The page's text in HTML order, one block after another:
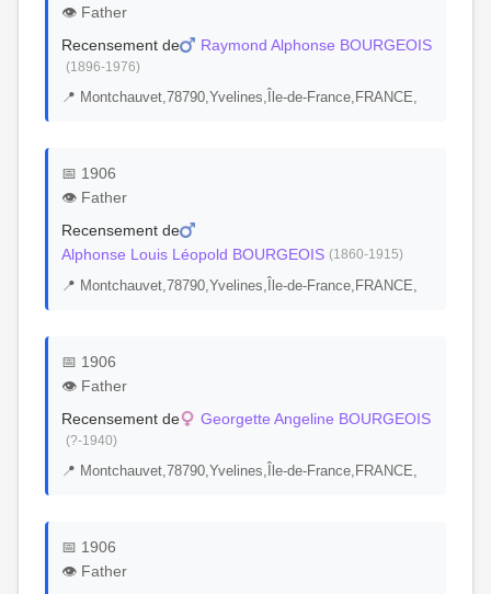
👁️ Father
Recensement de
Raymond Alphonse BOURGEOIS
(1896-1976)
📍 Montchauvet,78790,Yvelines,Île-de-France,FRANCE,
📅 1906
👁️ Father
Recensement de
Alphonse Louis Léopold BOURGEOIS (1860-1915)
📍 Montchauvet,78790,Yvelines,Île-de-France,FRANCE,
📅 1906
👁️ Father
Recensement de
Georgette Angeline BOURGEOIS
(?-1940)
📍 Montchauvet,78790,Yvelines,Île-de-France,FRANCE,
📅 1906
👁️ Father